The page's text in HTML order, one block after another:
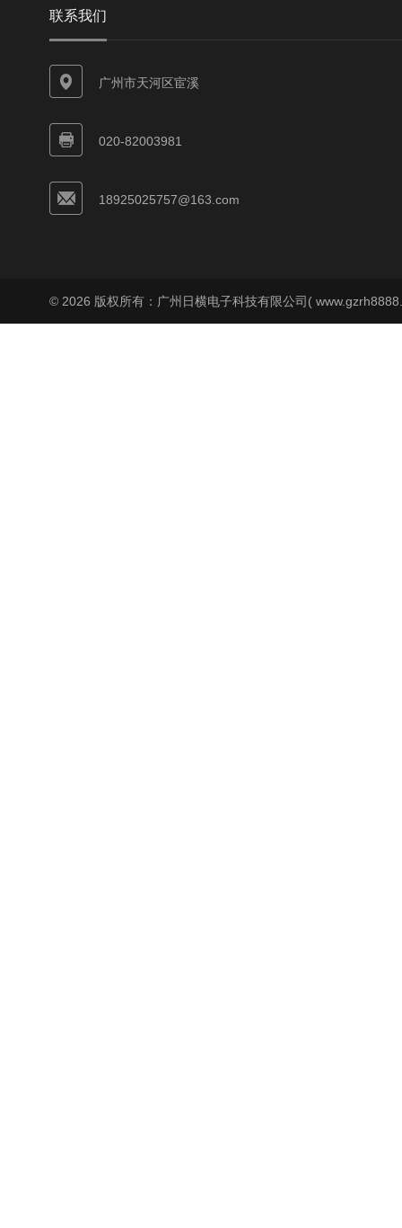
联系我们
广州市天河区宦溪
020-82003981
18925025757@163.com
© 2026 版权所有：广州日横电子科技有限公司(